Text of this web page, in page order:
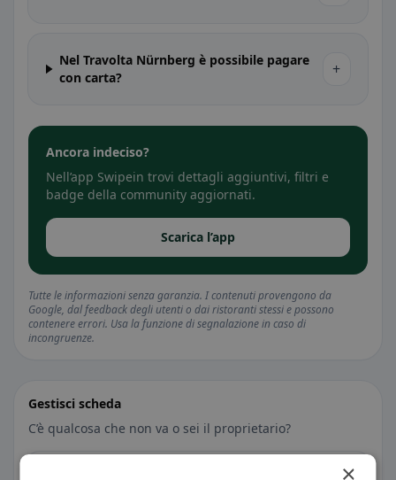
Nel Travolta Nürnberg è possibile pagare
con carta?
+
Ancora indeciso?
Nell’app Swipein trovi dettagli aggiuntivi, filtri e
badge della community aggiornati.
Scarica l’app
Tutte le informazioni senza garanzia. I contenuti provengono da
Google, dal feedback degli utenti o dai ristoranti stessi e possono
contenere errori. Usa la funzione di segnalazione in caso di
incongruenze.
Gestisci scheda
C’è qualcosa che non va o sei il proprietario?
×